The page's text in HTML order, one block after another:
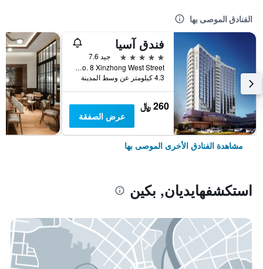
الفنادق الموصى بها
فندق آسيا
5 نجوم
جيد 7.6
No. 8 Xinzhong West Street, بكين, الصين
4.3 كيلومتر عن وسط المدينة
260 ﷼
عرض الصفقة
مشاهدة الفنادق الأخرى الموصى بها
استكشفهايديان, بكين